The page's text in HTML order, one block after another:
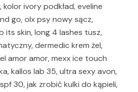
ivory podkład, eveline
go, olx psy nowy sącz,
its skin, long 4 lashes tusz,
dermedic krem żel,
amor amor, mexx ice touch
kallos lab 35, ultra sexy avon,
30, jak zrobić kulki do kąpieli,